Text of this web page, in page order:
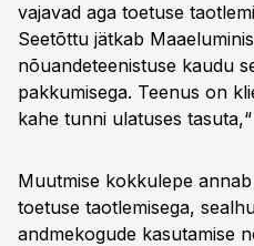
vajavad aga toetuse
Seetõttu jätkab
nõuandeteenistuse kaudu
pakkumisega. Teenus on
kahe tunni ulatuses
Muutmise kokkulepe
toetuse taotlemisega,
andmekogude kasutamise